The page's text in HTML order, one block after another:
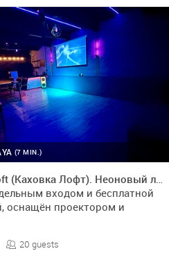
(7 MIN.)
Kahovka loft (Каховка Лофт). Неоновый лофт-зал
входом и бесплатной
оснащён проектором и
20 guests